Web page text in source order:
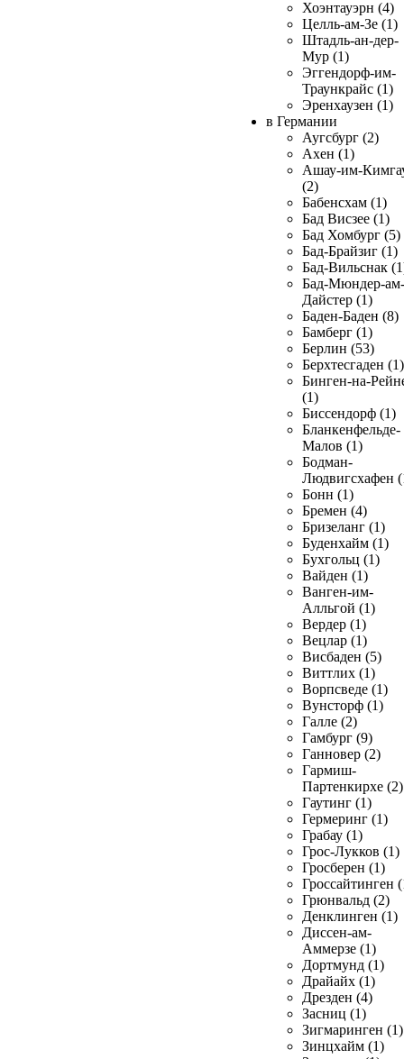
Хоэнтауэрн (4)
Целль-ам-Зе (1)
Штадль-ан-дер-
Мур (1)
Эггендорф-им-
Траункрайс (1)
Эренхаузен (1)
в Германии
Аугсбург (2)
Ахен (1)
Ашау-им-
(2)
Бабенсхам (1)
Бад Висзее (1)
Бад Хомбург (5)
Бад-Брайзиг (1)
Бад-Вильснак
Бад-Мюндер-ам-
Дайстер (1)
Баден-Баден (8)
Бамберг (1)
Берлин (53)
Берхтесгаден (1)
Бинген-на-
(1)
Биссендорф (1)
Бланкенфельде-
Малов (1)
Бодман-
Людвигсхафен
Бонн (1)
Бремен (4)
Бризеланг (1)
Буденхайм (1)
Бухгольц (1)
Вайден (1)
Ванген-им-
Алльгой (1)
Вердер (1)
Вецлар (1)
Висбаден (5)
Виттлих (1)
Ворпсведе (1)
Вунсторф (1)
Галле (2)
Гамбург (9)
Ганновер (2)
Гармиш-
Партенкирхе (2)
Гаутинг (1)
Гермеринг (1)
Грабау (1)
Грос-Лукков (1)
Гросберен (1)
Гроссайтинген
Грюнвальд (2)
Денклинген (1)
Диссен-ам-
Аммерзе (1)
Дортмунд (1)
Драйайх (1)
Дрезден (4)
Засниц (1)
Зигмаринген (1)
Зинцхайм (1)